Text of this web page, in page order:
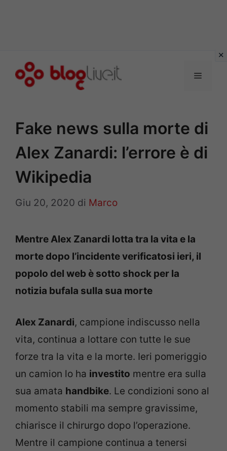
Menu
Fake news sulla morte di
Alex Zanardi: l’errore è di
Wikipedia
Giu 20, 2020 di Marco
Mentre Alex Zanardi lotta tra la vita e la
morte dopo l’incidente verificatosi ieri, il
popolo del web è sotto shock per la
notizia bufala sulla sua morte
Alex Zanardi, campione indiscusso nella
vita, continua a lottare con tutte le sue
forze tra la vita e la morte. Ieri pomeriggio
un camion lo ha investito mentre era sulla
sua amata handbike. Le condizioni sono al
momento stabili ma sempre gravissime,
chiarisce il chirurgo dopo l’operazione.
Mentre il campione continua a tenersi